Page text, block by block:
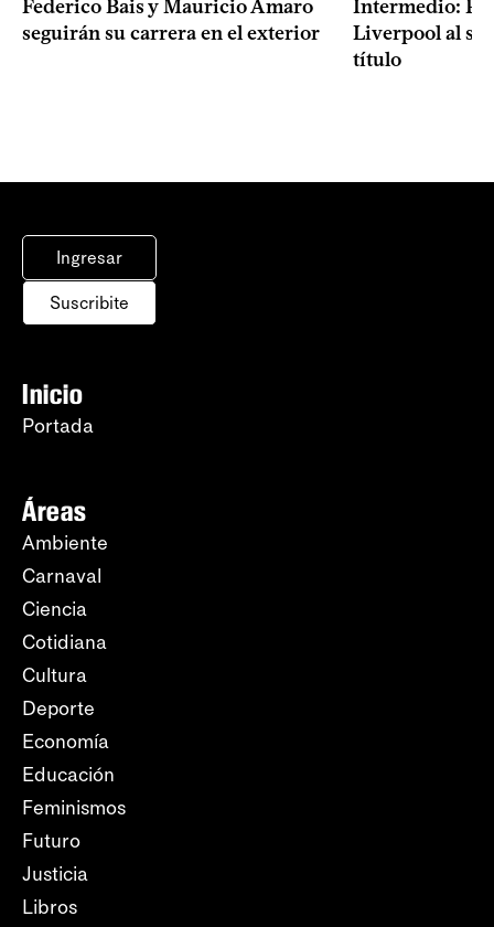
Federico Bais y Mauricio Amaro
seguirán su carrera en el exterior
Intermedio:
Liverpool al
título
Ingresar
Suscribite
Inicio
Portada
Áreas
Ambiente
Carnaval
Ciencia
Cotidiana
Cultura
Deporte
Economía
Educación
Feminismos
Futuro
Justicia
Libros